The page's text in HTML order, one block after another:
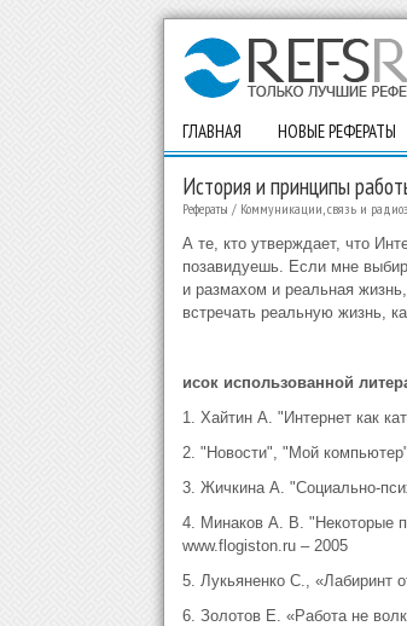
ГЛАВНАЯ НОВЫЕ РЕФЕРАТЫ
История и принципы
Рефераты / Коммуникации, связь и
А те, кто утверждает, что
позавидуешь. Если мне
и размахом и реальная
встречать реальную жизнь,
исок использованной
1. Хайтин А. "Интернет как
2. "Новости", "Мой
3. Жичкина А. "Социально-
4. Минаков А. В. "Некоторые
www.flogiston.ru – 2005
5. Лукьяненко С., «Лабиринт
6. Золотов Е. «Работа не